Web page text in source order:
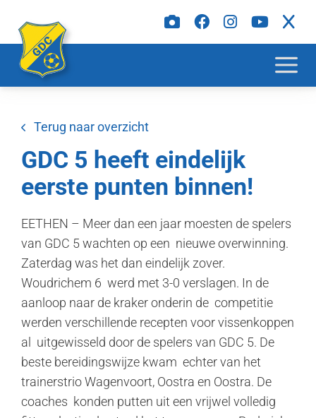
Terug naar overzicht
GDC 5 heeft eindelijk
eerste punten binnen!
EETHEN – Meer dan een jaar moesten de spelers
van GDC 5 wachten op een nieuwe overwinning.
Zaterdag was het dan eindelijk zover.
Woudrichem 6 werd met 3-0 verslagen. In de
aanloop naar de kraker onderin de competitie
werden verschillende recepten voor vissenkoppen
al uitgewisseld door de spelers van GDC 5. De
beste bereidingswijze kwam echter van het
trainerstrio Wagenvoort, Oostra en Oostra. De
coaches konden putten uit een vrijwel volledig